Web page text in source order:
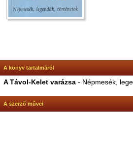
A könyv tartalmáról
A Távol-Kelet varázsa - Népmesék,
A szerző művei